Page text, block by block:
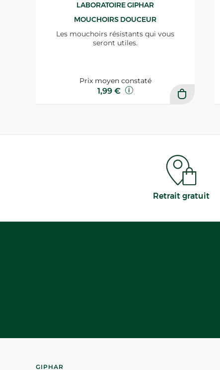
LABORATOIRE GIPHAR
MOUCHOIRS DOUCEUR
Les mouchoirs résistants qui vous
seront utiles.
Prix moyen constaté
1,99 €
Retrait gratuit
GIPHAR